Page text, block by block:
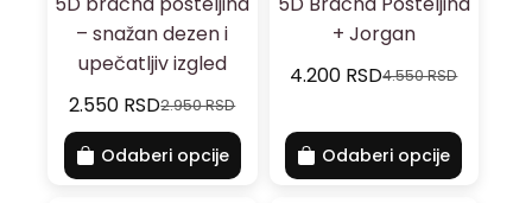
– snažan dezen i
upečatljiv izgled
2.950RSD
2.550 RSD
Odaberi opcije
+ Jorgan
4.550RSD
4.200 RSD
Odaberi opcije